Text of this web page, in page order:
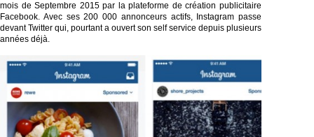
mois de Septembre 2015 par la plateforme de création publicitaire
Facebook. Avec ses 200 000 annonceurs actifs, Instagram passe
devant Twitter qui, pourtant a ouvert son self service depuis plusieurs
années déjà.